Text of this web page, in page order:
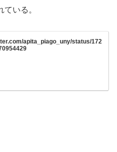
いる。
apita_piago_uny/status/172